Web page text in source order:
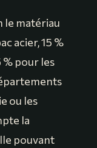
le matériau
acier, 15 %
% pour les
ou les
la
pouvant